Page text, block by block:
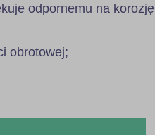
odpornemu na korozję
obrotowej;